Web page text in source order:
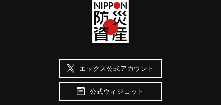
エックス公式アカウント
公式ウィジェット